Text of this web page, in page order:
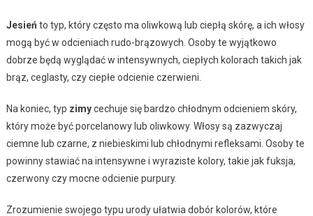
Jesień to typ, który często ma oliwkową lub ciepłą skórę, a ich włosy
mogą być w odcieniach rudo-brązowych. Osoby te wyjątkowo
dobrze będą wyglądać w intensywnych, ciepłych kolorach takich jak
brąz, ceglasty, czy ciepłe odcienie czerwieni.
Na koniec, typ zimycechuje się bardzo chłodnym odcieniem skóry,
który może być porcelanowy lub oliwkowy. Włosy są zazwyczaj
ciemne lub czarne, z niebieskimi lub chłodnymi refleksami. Osoby te
powinny stawiać na intensywne i wyraziste kolory, takie jak fuksja,
czerwony czy mocne odcienie purpury.
Zrozumienie swojego typu urody ułatwia dobór kolorów, które